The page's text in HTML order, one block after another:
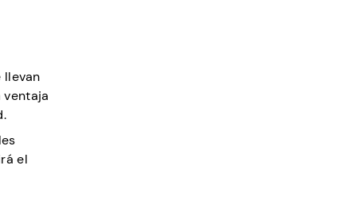
llevan
ventaja
el